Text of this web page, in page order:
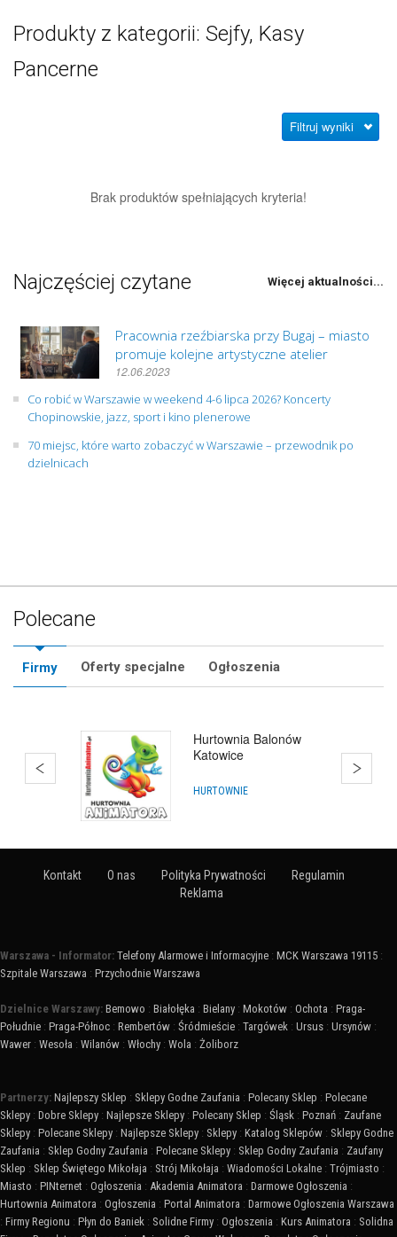
Produkty z kategorii: Sejfy, Kasy
Pancerne
Filtruj wyniki
Brak produktów spełniających kryteria!
Najczęściej czytane Więcej aktualności...
Pracownia rzeźbiarska przy Bugaj – miasto
promuje kolejne artystyczne atelier
12.06.2023
Co robić w Warszawie w weekend 4-6 lipca 2026? Koncerty
Chopinowskie, jazz, sport i kino plenerowe
70 miejsc, które warto zobaczyć w Warszawie – przewodnik po
dzielnicach
Polecane
Firmy Oferty specjalne Ogłoszenia
Hurtownia Balonów
Katowice
HURTOWNIE
Kontakt O nas Polityka Prywatności
Regulamin
Reklama
Warszawa - Informator: Telefony Alarmowe i Informacyjne : MCK Warszawa 19115 :
Szpitale Warszawa : Przychodnie Warszawa
Dzielnice Warszawy: Bemowo : Białołęka : Bielany : Mokotów : Ochota : Praga-
Południe : Praga-Północ : Rembertów : Śródmieście : Targówek : Ursus : Ursynów :
Wawer : Wesoła : Wilanów : Włochy : Wola : Żoliborz
Partnerzy: Najlepszy Sklep : Sklepy Godne Zaufania : Polecany Sklep : Polecane
Sklepy : Dobre Sklepy : Najlepsze Sklepy : Polecany Sklep : Śląsk : Poznań : Zaufane
Sklepy : Polecane Sklepy : Najlepsze Sklepy : Sklepy : Katalog Sklepów : Sklepy Godne
Zaufania : Sklep Godny Zaufania : Polecane Sklepy : Sklep Godny Zaufania : Zaufany
Sklep : Sklep Świętego Mikołaja : Strój Mikołaja : Wiadomości Lokalne : Trójmiasto :
Miasto : PINternet : Ogłoszenia : Akademia Animatora : Darmowe Ogłoszenia :
Hurtownia Animatora : Ogłoszenia : Portal Animatora : Darmowe Ogłoszenia Warszawa
: Firmy Regionu : Płyn do Baniek : Solidne Firmy : Ogłoszenia : Kurs Animatora : Solidna